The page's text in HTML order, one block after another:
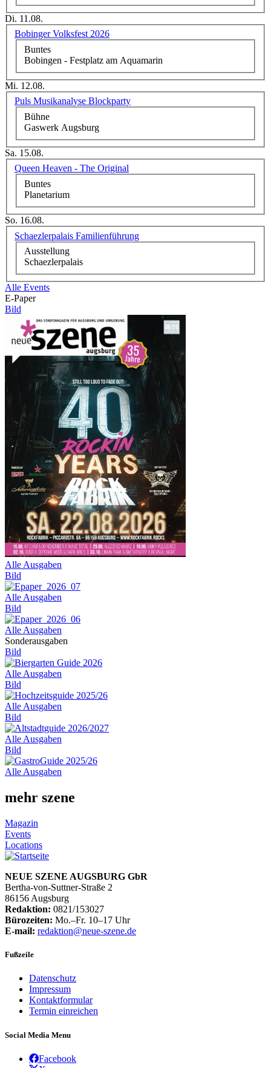
Di. 11.08.
Bobinger Volksfest 2026
Buntes
Bobingen - Festplatz am Aquamarin
Mi. 12.08.
Puls Musikanalyse Blockparty
Bühne
Gaswerk Augsburg
Sa. 15.08.
Queen Heaven - The Original
Buntes
Planetarium
So. 16.08.
Schaezlerpalais Familienführung
Ausstellung
Schaezlerpalais
Alle Events
E-Paper
Bild
Alle Ausgaben
Bild
Alle Ausgaben
Bild
Alle Ausgaben
Sonderausgaben
Bild
Alle Ausgaben
Bild
Alle Ausgaben
Bild
Alle Ausgaben
Bild
Alle Ausgaben
mehr szene
Magazin
Events
Locations
NEUE SZENE AUGSBURG GbR
Bertha-von-Suttner-Straße 2
86156 Augsburg
Redaktion: 0821/153027
Bürozeiten: Mo.–Fr. 10–17 Uhr
E-mail: redaktion@neue-szene.de
Fußzeile
Datenschutz
Impressum
Kontaktformular
Termin einreichen
Social Media Menu
Facebook